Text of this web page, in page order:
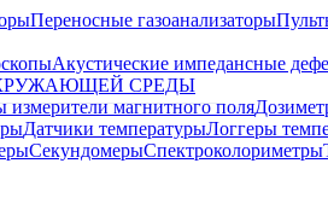
Переносные газоанализаторы
Акустические импедансные
СРЕДЫ
измерители магнитного поля
Датчики температурыЛоггеры
СекундомерыСпектроколориметры